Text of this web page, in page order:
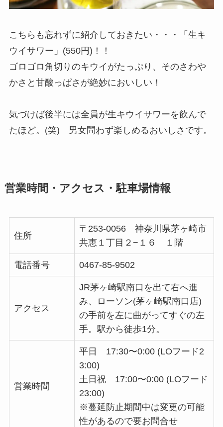
こちらも忘れずに紹介しておきたい・・・「生キ
ウイサワー」(550円)！！
ゴロゴロ角切りのキウイがたっぷり、そのさわや
かさと甘酸っぱさが絶妙においしい！
気づけば後半には全員が生キウイサワーを飲んで
たほど。(笑) 男女問わず楽しめるおいしさです。
営業時間・アクセス・駐車場情報
住所
〒253-0056 神奈川県茅ヶ崎市
共恵１丁目２−１６ １階
電話番号 0467-85-9502
アクセス
JR茅ヶ崎駅南口を出て右へ進
み、ローソン(茅ヶ崎駅南口店)
の手前を左に曲がってすぐの左
手。駅から徒歩1分。
営業時間
平日 17:30〜0:00 (LOフード2
3:00)
土日祝 17:00〜0:00 (LOフード
23:00)
※蔓延防止期間中は変更の可能
性があるので要お問合せ